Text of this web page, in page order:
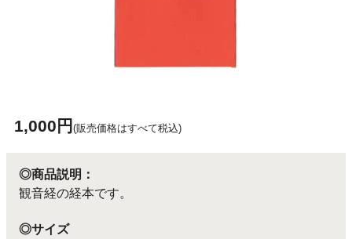
1,000円 (販売価格はすべて税込)
◎商品説明：
観音経の経本です。
◎サイズ